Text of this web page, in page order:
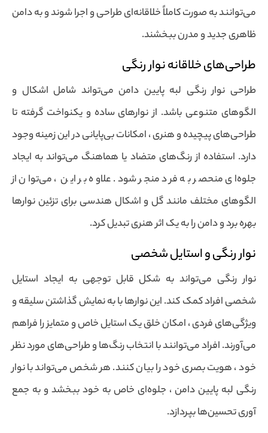
می‌توانند به صورت کاملاً خلاقانه‌ای طراحی و اجرا شوند و به دامن
ظاهری جدید و مدرن ببخشند.
طراحی‌های خلاقانه نوار رنگی
طراحی نوار رنگی لبه پایین دامن می‌تواند شامل اشکال و
الگوهای متنوعی باشد. از نوارهای ساده و یکنواخت گرفته تا
طراحی‌های پیچیده و هنری ، امکانات بی‌پایانی در این زمینه وجود
دارد. استفاده از رنگ‌های متضاد یا هماهنگ می‌تواند به ایجاد
جلوه‌ای منحصر به فرد منجر شود. علاوه بر این ، می‌توان از
الگوهای مختلف مانند گل و اشکال هندسی برای تزئین نوارها
بهره برد و دامن را به یک اثر هنری تبدیل کرد.
نوار رنگی و استایل شخصی
نوار رنگی می‌تواند به شکل قابل توجهی به ایجاد استایل
شخصی افراد کمک کند. این نوارها با به نمایش گذاشتن سلیقه و
ویژگی‌های فردی ، امکان خلق یک استایل خاص و متمایز را فراهم
می‌آورند. افراد می‌توانند با انتخاب رنگ‌ها و طراحی‌های مورد نظر
خود ، هویت بصری خود را بیان کنند. هر شخص می‌تواند با نوار
رنگی لبه پایین دامن ، جلوه‌ای خاص به خود ببخشد و به جمع
آوری تحسین‌ها بپردازد.